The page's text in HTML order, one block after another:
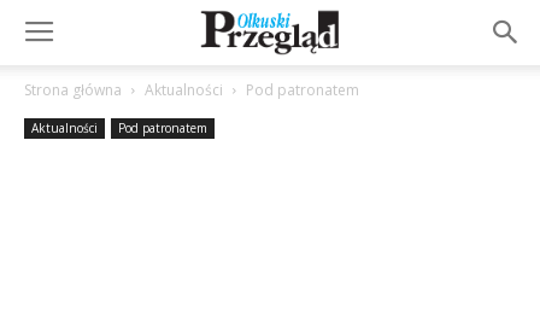
Strona główna Aktualności Pod patronatem
Aktualności Pod patronatem